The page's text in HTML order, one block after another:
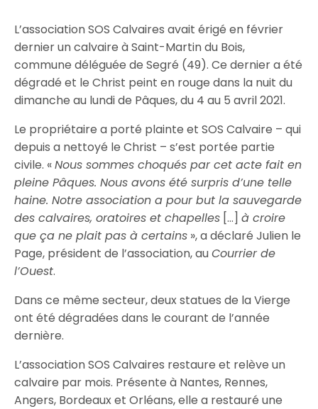
L’association SOS Calvaires avait érigé en février
dernier un calvaire à Saint-Martin du Bois,
commune déléguée de Segré (49). Ce dernier a été
dégradé et le Christ peint en rouge dans la nuit du
dimanche au lundi de Pâques, du 4 au 5 avril 2021.
Le propriétaire a porté plainte et SOS Calvaire – qui
depuis a nettoyé le Christ – s’est portée partie
civile. «Nous sommes choqués par cet acte fait en
pleine Pâques. Nous avons été surpris d’une telle
haine. Notre association a pour but la sauvegarde
des calvaires, oratoires et chapelles […]à croire
que ça ne plait pas à certains », a déclaré Julien le
Page, président de l’association, auCourrier de
l’Ouest.
Dans ce même secteur, deux statues de la Vierge
ont été dégradées dans le courant de l’année
dernière.
L’association SOS Calvaires restaure et relève un
calvaire par mois. Présente à Nantes, Rennes,
Angers, Bordeaux et Orléans, elle a restauré une